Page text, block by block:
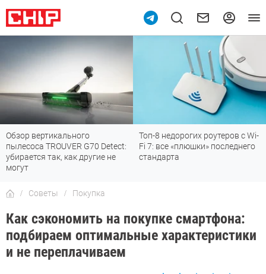
Топ-8 недорогих роутеров с Wi-
Fi 7: все «плюшки» последнего
стандарта
7 мессенджеров, которые
отлично работают в России
Советы Покупка
Как сэкономить на покупке смартфона:
подбираем оптимальные характеристики
и не переплачиваем